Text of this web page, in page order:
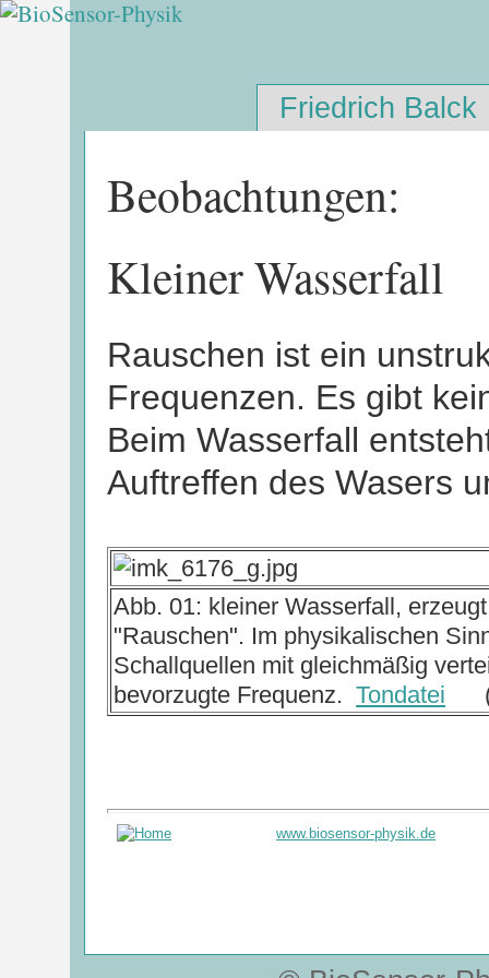
Friedrich Balck
Beobachtungen:
Kleiner Wasserfall
Rauschen ist ein
Frequenzen. Es gibt
Beim Wasserfall
Auftreffen des Wasers
Abb. 01: kleiner Wasserfall,
"Rauschen". Im physikalischen
Schallquellen mit gleichmäßig
bevorzugte Frequenz.Tondatei
www.biosensor-physik.de